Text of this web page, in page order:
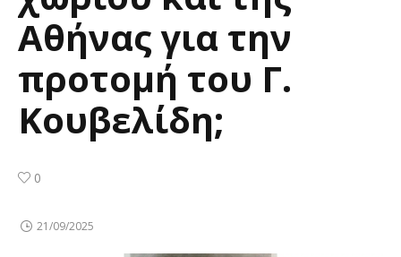
Αθήνας για την
προτομή του Γ.
Κουβελίδη;
0
21/09/2025